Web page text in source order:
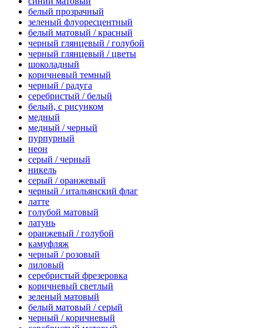
белый прозрачный
зеленый флуоресцентный
белый матовый / красный
черный глянцевый / голубой
черный глянцевый / цветы
шоколадный
коричневый темный
черный / радуга
серебристый / белый
белый, с рисунком
медный
медный / черный
пурпурный
неон
серый / черный
никель
серый / оранжевый
черный / итальянский флаг
латте
голубой матовый
латунь
оранжевый / голубой
камуфляж
черный / розовый
лиловый
серебристый фрезеровка
коричневый светлый
зеленый матовый
белый матовый / серый
черный / коричневый